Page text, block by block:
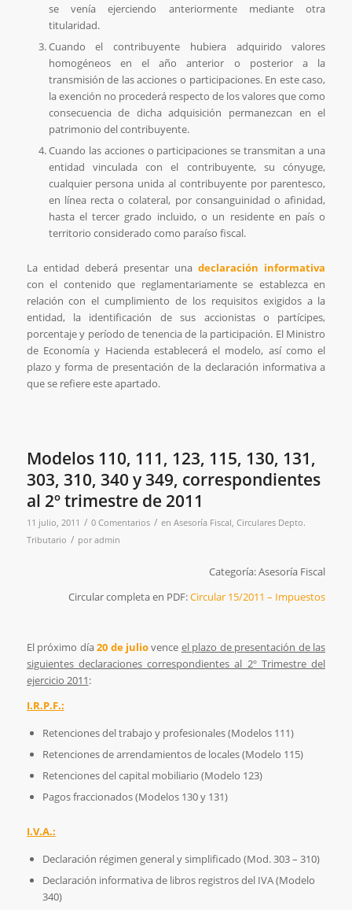
se venía ejerciendo anteriormente mediante otra
titularidad.
Cuando el contribuyente hubiera adquirido valores
homogéneos en el año anterior o posterior a la
transmisión de las acciones o participaciones. En este caso,
la exención no procederá respecto de los valores que como
consecuencia de dicha adquisición permanezcan en el
patrimonio del contribuyente.
Cuando las acciones o participaciones se transmitan a una
entidad vinculada con el contribuyente, su cónyuge,
cualquier persona unida al contribuyente por parentesco,
en línea recta o colateral, por consanguinidad o afinidad,
hasta el tercer grado incluido, o un residente en país o
territorio considerado como paraíso fiscal.
La entidad deberá presentar unadeclaración informativa
con el contenido que reglamentariamente se establezca en
relación con el cumplimiento de los requisitos exigidos a la
entidad, la identificación de sus accionistas o partícipes,
porcentaje y período de tenencia de la participación. El Ministro
de Economía y Hacienda establecerá el modelo, así como el
plazo y forma de presentación de la declaración informativa a
que se refiere este apartado.
Modelos 110, 111, 123, 115, 130, 131,
303, 310, 340 y 349, correspondientes
al 2º trimestre de 2011
11 julio, 2011 / 0 Comentarios / en Asesoría Fiscal, Circulares Depto.
Tributario / poradmin
Categoría: Asesoría Fiscal
Circular completa en PDF:Circular 15/2011 – Impuestos
El próximo día20 de juliovence el plazo de presentación de las
siguientes declaraciones correspondientes al 2º Trimestre del
ejercicio 2011:
I.R.P.F.:
Retenciones del trabajo y profesionales (Modelos 111)
Retenciones de arrendamientos de locales (Modelo 115)
Retenciones del capital mobiliario (Modelo 123)
Pagos fraccionados (Modelos 130 y 131)
I.V.A.:
Declaración régimen general y simplificado (Mod. 303 – 310)
Declaración informativa de libros registros del IVA (Modelo
340)